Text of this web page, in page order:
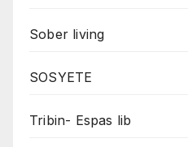
Sober living
SOSYETE
Tribin- Espas lib